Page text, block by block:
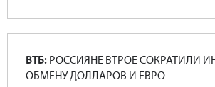
ВТБ: РОССИЯНЕ ВТРОЕ СОКРАТИЛИ
ОБМЕНУ ДОЛЛАРОВ И ЕВРО